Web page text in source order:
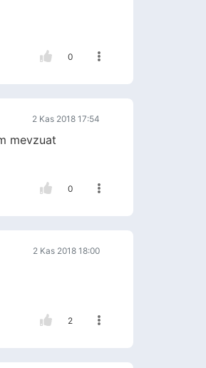
0
2 Kas 2018 17:54
mevzuat
0
2 Kas 2018 18:00
2